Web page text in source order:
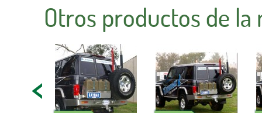
Otros productos de